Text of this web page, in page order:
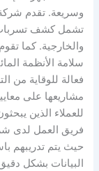
وسريعة. تقدم
تشمل كشف تسربات
والخارجية. كما
سلامة الأنظمة
فعالة للوقاية من
مشاريعها على
للعملاء الذين
فريق العمل لدى
حيث يتم تدريبهم
البيانات بشكل